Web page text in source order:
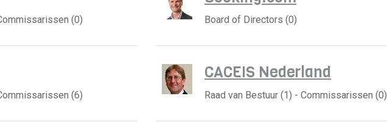
(0) Board of Directors (0)
(6)
CACEIS Nederland
Raad van Bestuur (1) - Commissarissen (0)